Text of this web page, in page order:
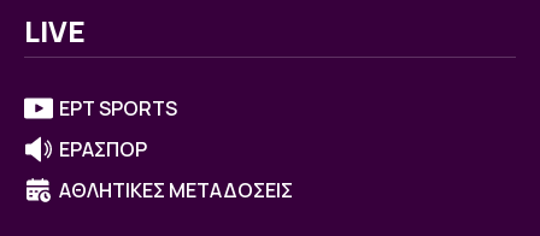
LIVE
ΕΡΤ SPORTS
ΕΡΑΣΠΟΡ
ΑΘΛΗΤΙΚΕΣ ΜΕΤΑΔΟΣΕΙΣ